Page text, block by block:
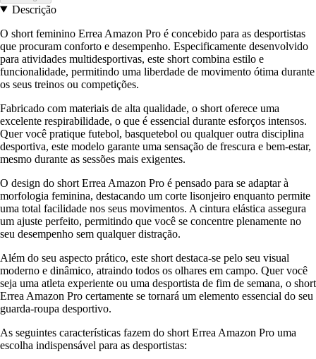
Descrição
O short feminino Errea Amazon Pro é concebido para as desportistas
que procuram conforto e desempenho. Especificamente desenvolvido
para atividades multidesportivas, este short combina estilo e
funcionalidade, permitindo uma liberdade de movimento ótima durante
os seus treinos ou competições.
Fabricado com materiais de alta qualidade, o short oferece uma
excelente respirabilidade, o que é essencial durante esforços intensos.
Quer você pratique futebol, basquetebol ou qualquer outra disciplina
desportiva, este modelo garante uma sensação de frescura e bem-estar,
mesmo durante as sessões mais exigentes.
O design do short Errea Amazon Pro é pensado para se adaptar à
morfologia feminina, destacando um corte lisonjeiro enquanto permite
uma total facilidade nos seus movimentos. A cintura elástica assegura
um ajuste perfeito, permitindo que você se concentre plenamente no
seu desempenho sem qualquer distração.
Além do seu aspecto prático, este short destaca-se pelo seu visual
moderno e dinâmico, atraindo todos os olhares em campo. Quer você
seja uma atleta experiente ou uma desportista de fim de semana, o short
Errea Amazon Pro certamente se tornará um elemento essencial do seu
guarda-roupa desportivo.
As seguintes características fazem do short Errea Amazon Pro uma
escolha indispensável para as desportistas: